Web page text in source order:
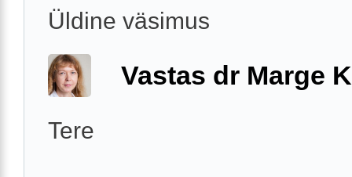
Üldine väsimus
Vastas dr Marge
Tere